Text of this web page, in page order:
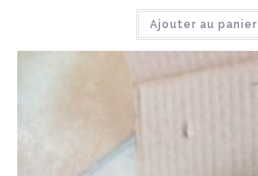
Ajouter au panier